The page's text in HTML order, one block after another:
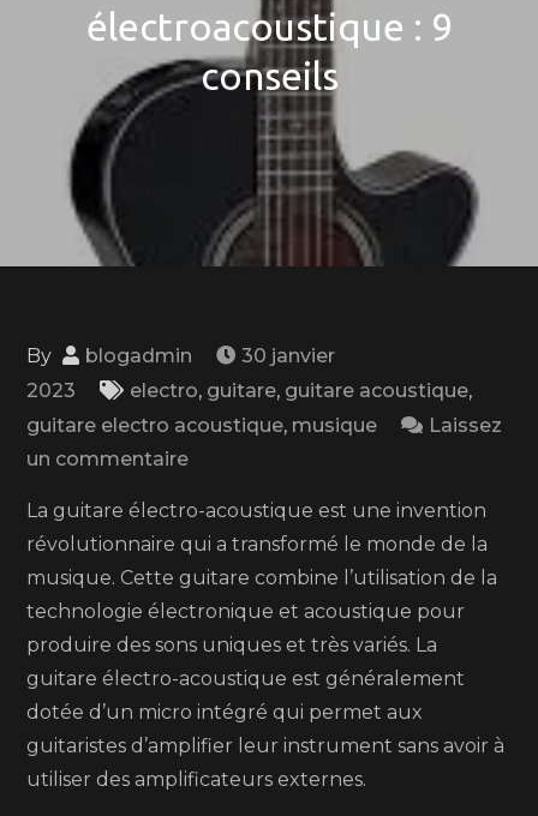
électroacoustique : 9
conseils
By blogadmin
30 janvier
2023
electro, guitare, guitare acoustique,
guitare electro acoustique, musique
Laissez
un commentaireon
électroacoustique
:
9
conseils
La guitare électro-acoustique est une invention
révolutionnaire qui a transformé le monde de la
musique. Cette guitare combine l’utilisation de la
technologie électronique et acoustique pour
produire des sons uniques et très variés. La
guitare électro-acoustique est généralement
dotée d’un micro intégré qui permet aux
guitaristes d’amplifier leur instrument sans avoir à
utiliser des amplificateurs externes.